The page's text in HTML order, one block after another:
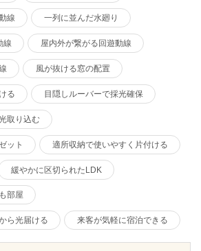
線 一列に並んだ水廻り
線 屋内外が繋がる回遊動線
風が抜ける窓の配置
る 目隠しルーバーで採光確保
取り込む
ット 適所収納で使いやすく片付ける
緩やかに区切られたLDK
部屋
ら光届ける 来客が気軽に宿泊できる